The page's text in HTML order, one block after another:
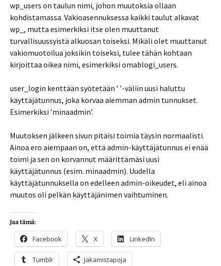
wp_users on taulun nimi, johon muutoksia ollaan
kohdistamassa. Vakioasennuksessa kaikki taulut alkavat
wp_, mutta esimerkiksi itse olen muuttanut
turvallisuussyistä alkuosan toiseksi. Mikäli olet muuttanut
vakiomuotoilua joksikin toiseksi, tulee tähän kohtaan
kirjoittaa oikea nimi, esimerkiksi omablogi_users.
user_login kenttään syötetään ’ ’-väliin uusi haluttu
käyttäjätunnus, joka korvaa aiemman admin tunnukset.
Esimerkiksi ’minaadmin’.
Muutoksen jälkeen sivun pitäisi toimia täysin normaalisti.
Ainoa ero aiempaan on, että admin-käyttäjätunnus ei enää
toimi ja sen on korvannut määrittämäsi uusi
käyttäjätunnus (esim. minaadmin). Uudella
käyttäjätunnuksella on edelleen admin-oikeudet, eli ainoa
muutos oli pelkän käyttäjänimen vaihtuminen.
Jaa tämä:
Facebook X LinkedIn
Tumblr Jakamistapoja